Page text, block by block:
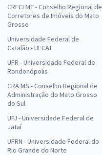
CRECI MT - Conselho Regional de
Corretores de Imóveis do Mato
Grosso
Universidade Federal de
Catalão - UFCAT
UFR - Universidade Federal de
Rondonópolis
CRA MS - Conselho Regional de
Administração do Mato Grosso
do Sul
UFJ - Universidade Federal de
Jataí
UFRN - Universidade Federal do
Rio Grande do Norte